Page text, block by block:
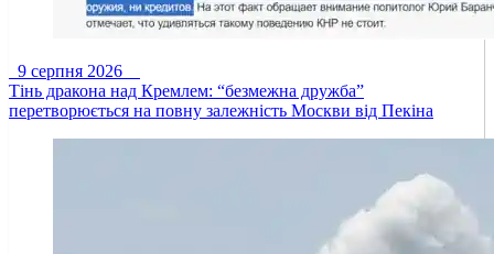
9 серпня 2026
Тінь дракона над Кремлем: “безмежна дружба”
перетворюється на повну залежність Москви від Пекіна